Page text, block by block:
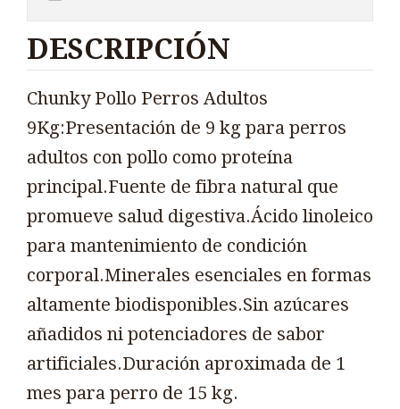
DESCRIPCIÓN
Chunky Pollo Perros Adultos
9Kg:Presentación de 9 kg para perros
adultos con pollo como proteína
principal.Fuente de fibra natural que
promueve salud digestiva.Ácido linoleico
para mantenimiento de condición
corporal.Minerales esenciales en formas
altamente biodisponibles.Sin azúcares
añadidos ni potenciadores de sabor
artificiales.Duración aproximada de 1
mes para perro de 15 kg.